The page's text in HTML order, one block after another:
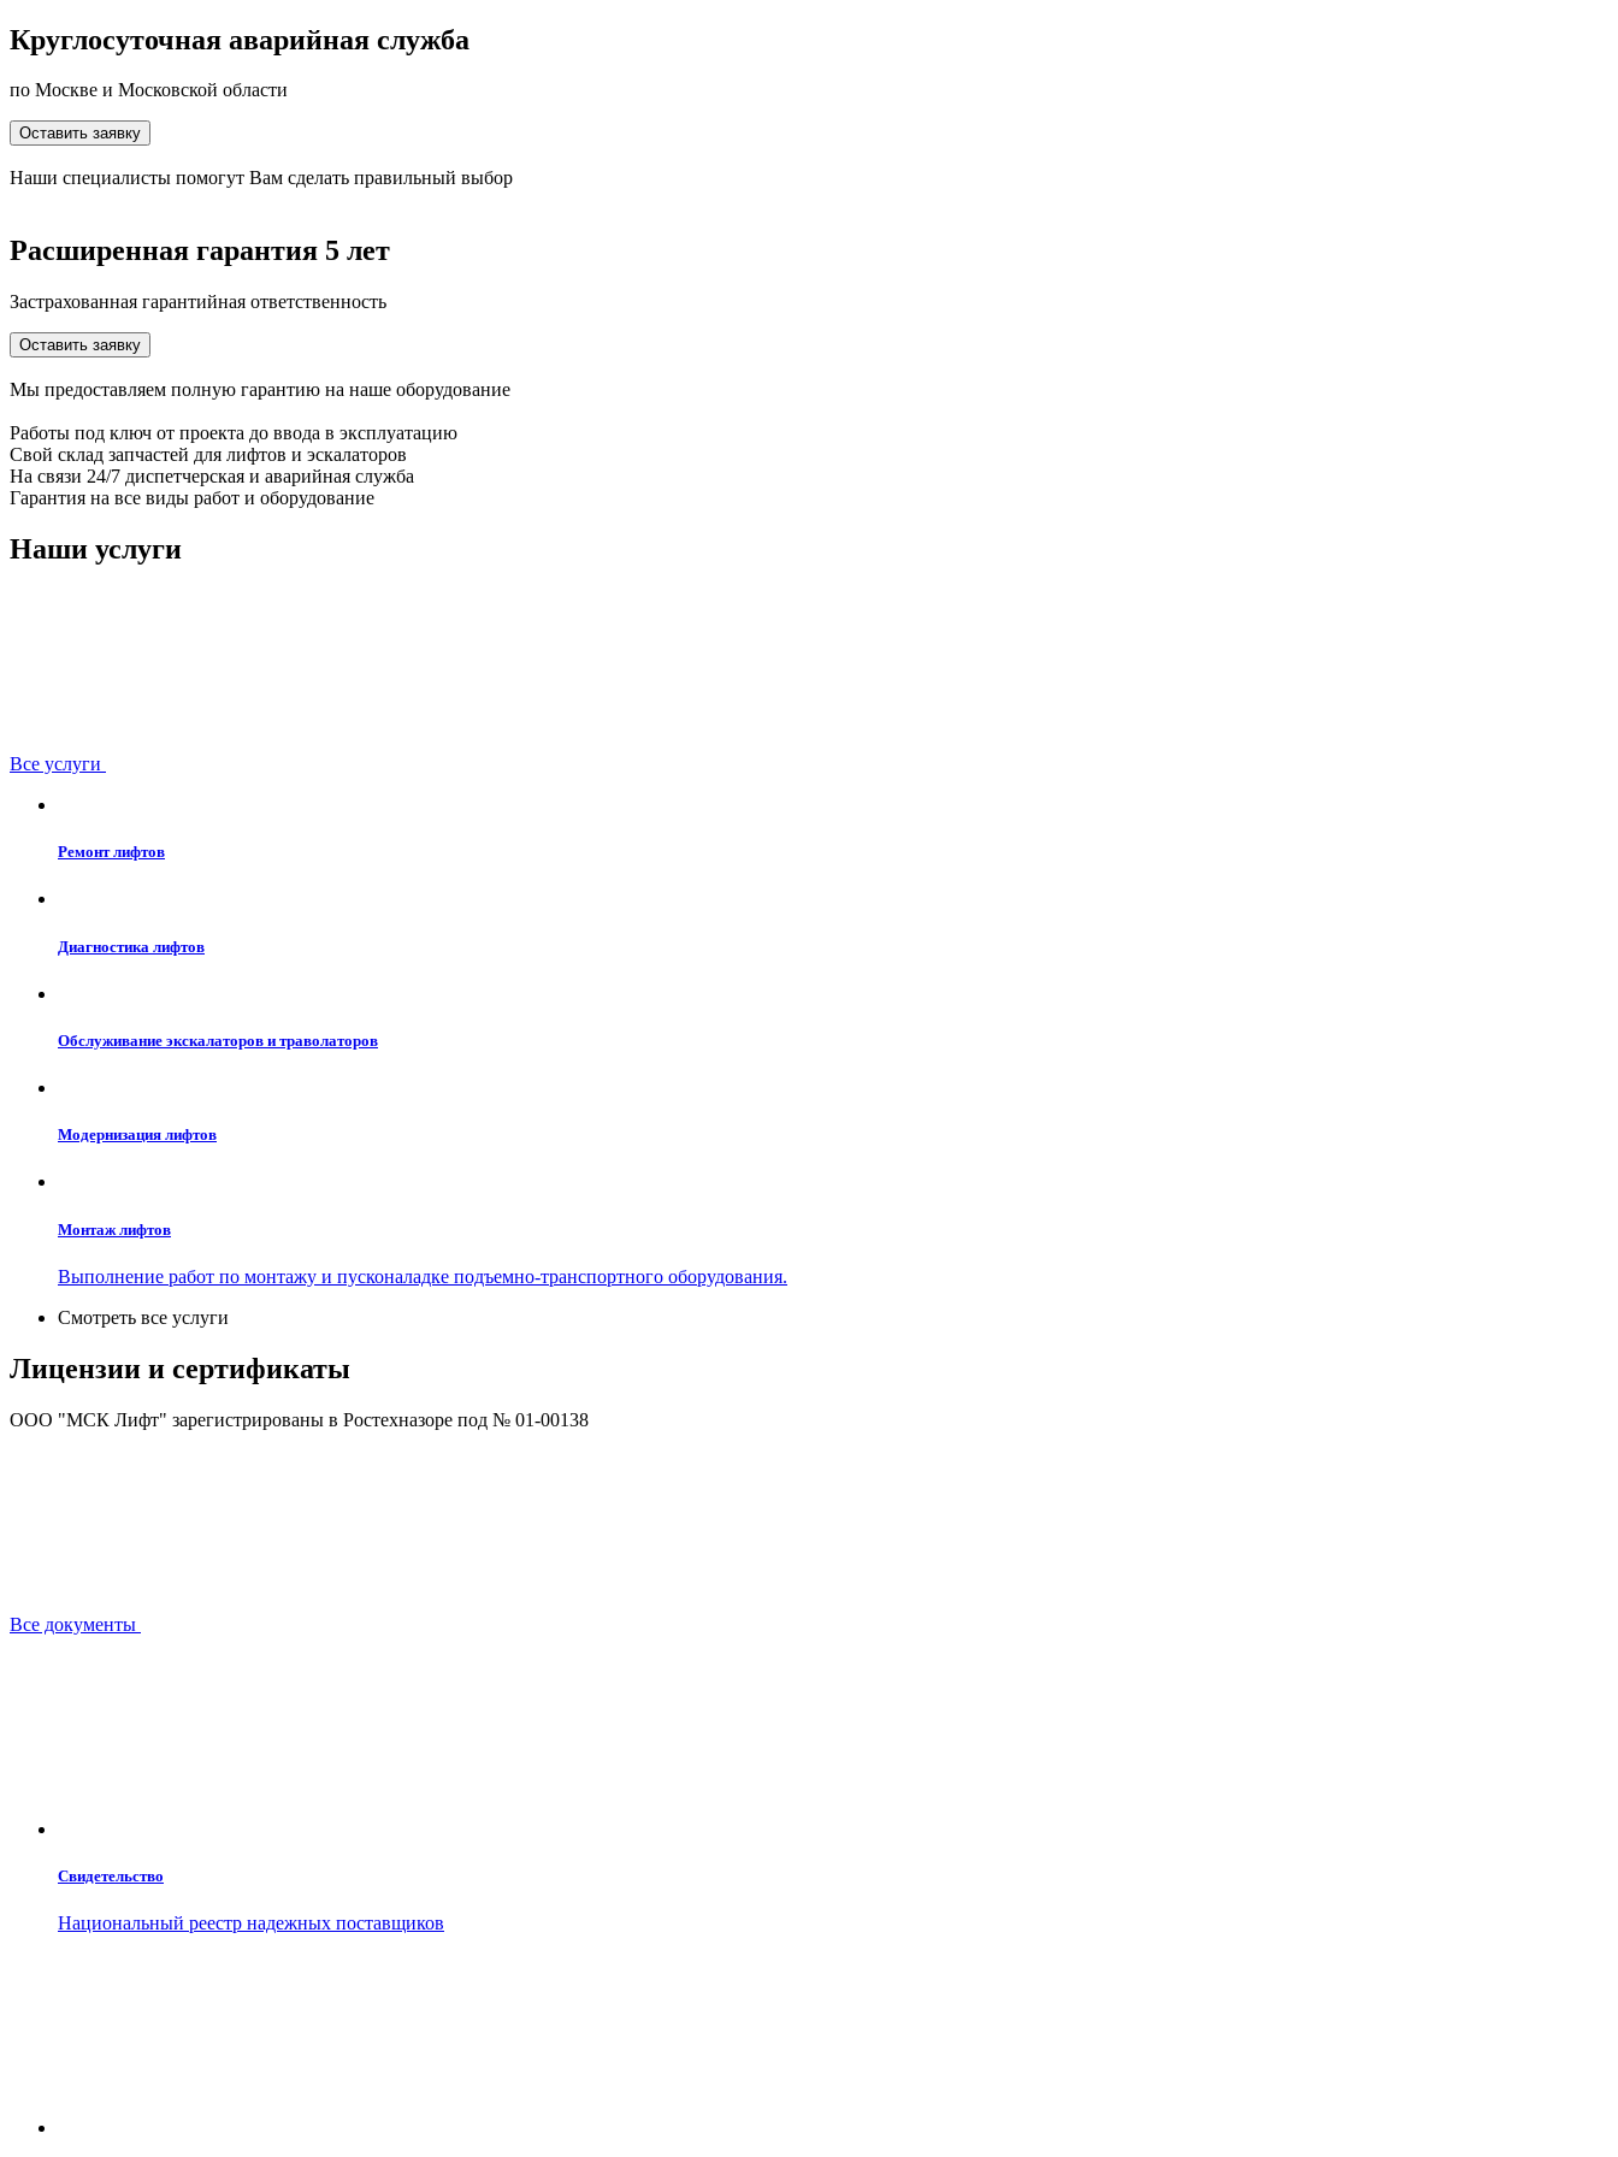
Круглосуточная аварийная служба
по Москве и Московской области
Оставить заявку
Наши специалисты помогут Вам сделать правильный выбор
Расширенная гарантия 5 лет
Застрахованная гарантийная ответственность
Оставить заявку
Мы предоставляем полную гарантию на наше оборудование
Работы под ключ от проекта до ввода в эксплуатацию
Свой склад запчастей для лифтов и эскалаторов
На связи 24/7 диспетчерская и аварийная служба
Гарантия на все виды работ и оборудование
Наши услуги
Все услуги
Ремонт лифтов
Диагностика лифтов
Обслуживание экскалаторов и траволаторов
Модернизация лифтов
Монтаж лифтов
Выполнение работ по монтажу и пусконаладке подъемно-транспортного оборудования.
Смотреть все услуги
Лицензии и сертификаты
ООО "МСК Лифт" зарегистрированы в Ростехназоре под № 01-00138
Все документы
Свидетельство
Национальный реестр надежных поставщиков